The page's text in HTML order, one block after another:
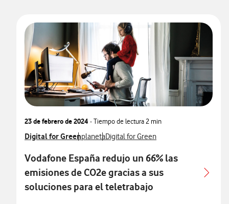
23 de febrero de 2024 - Tiempo de lectura2 min
Ver más notas de prensa relacionados con
Digital for GreenVer más notas de prensa relacionados con
planetaVer más notas de prensa relacionados
Digital for Green
Vodafone España redujo un 66% las
emisiones de CO2e gracias a sus
soluciones para el teletrabajo